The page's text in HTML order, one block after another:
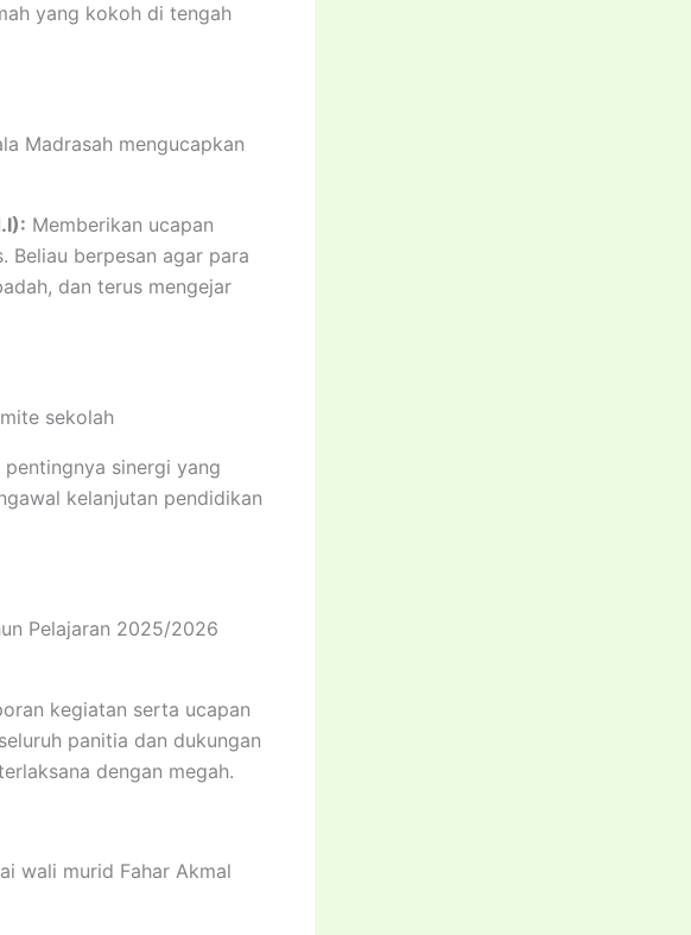
yang kokoh di tengah
Madrasah mengucapkan
Memberikan ucapan
Beliau berpesan agar para
dan terus mengejar
sekolah
pentingnya sinergi yang
kelanjutan pendidikan
Pelajaran 2025/2026
kegiatan serta ucapan
panitia dan dukungan
dengan megah.
wali murid Fahar Akmal